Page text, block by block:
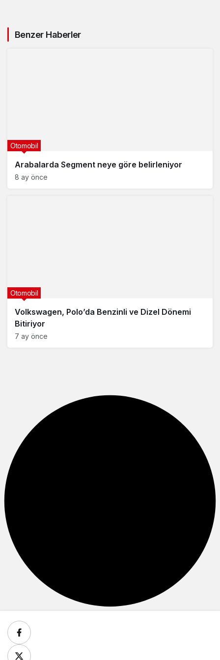
Benzer Haberler
Arabalarda Segment neye göre belirleniyor
Otomobil
8 ay önce
Volkswagen, Polo’da Benzinli ve Dizel Dönemi
Bitiriyor
Otomobil
7 ay önce